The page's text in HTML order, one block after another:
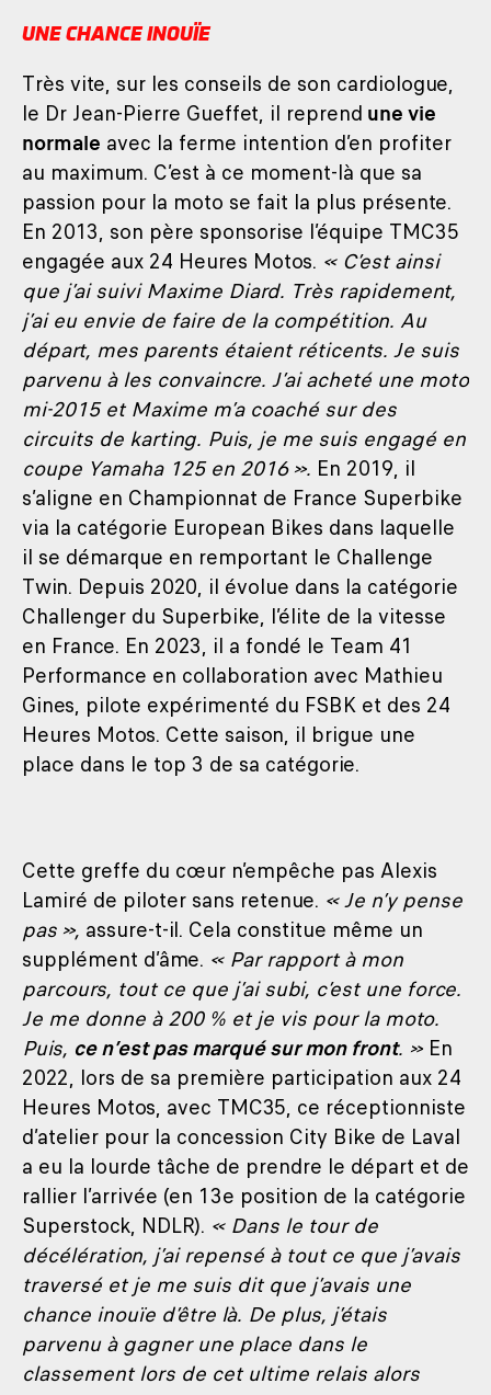
UNE CHANCE INOUÏE
Très vite, sur les conseils de son cardiologue,
le Dr Jean-Pierre Gueffet, il reprend une vie
normale avec la ferme intention d’en profiter
au maximum. C’est à ce moment-là que sa
passion pour la moto se fait la plus présente.
En 2013, son père sponsorise l’équipe TMC35
engagée aux 24 Heures Motos. « C’est ainsi
que j’ai suivi Maxime Diard. Très rapidement,
j’ai eu envie de faire de la compétition. Au
départ, mes parents étaient réticents. Je suis
parvenu à les convaincre. J’ai acheté une moto
mi-2015 et Maxime m’a coaché sur des
circuits de karting. Puis, je me suis engagé en
coupe Yamaha 125 en 2016 ». En 2019, il
s’aligne en Championnat de France Superbike
via la catégorie European Bikes dans laquelle
il se démarque en remportant le Challenge
Twin. Depuis 2020, il évolue dans la catégorie
Challenger du Superbike, l’élite de la vitesse
en France. En 2023, il a fondé le Team 41
Performance en collaboration avec Mathieu
Gines, pilote expérimenté du FSBK et des 24
Heures Motos. Cette saison, il brigue une
place dans le top 3 de sa catégorie.
Cette greffe du cœur n’empêche pas Alexis
Lamiré de piloter sans retenue. « Je n’y pense
pas », assure-t-il. Cela constitue même un
supplément d’âme. « Par rapport à mon
parcours, tout ce que j’ai subi, c’est une force.
Je me donne à 200 % et je vis pour la moto.
Puis, ce n’est pas marqué sur mon front. » En
2022, lors de sa première participation aux 24
Heures Motos, avec TMC35, ce réceptionniste
d’atelier pour la concession City Bike de Laval
a eu la lourde tâche de prendre le départ et de
rallier l’arrivée (en 13e position de la catégorie
Superstock, NDLR). « Dans le tour de
décélération, j’ai repensé à tout ce que j’avais
traversé et je me suis dit que j’avais une
chance inouïe d’être là. De plus, j’étais
parvenu à gagner une place dans le
classement lors de cet ultime relais alors